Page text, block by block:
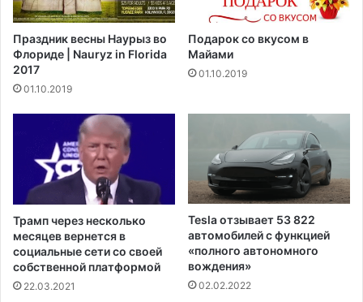
а
л
а
т
ы
п
и
е
л
с
т
в
а
М
а
к
л
л
с
к
а
Праздник весны Наурыз во
Флориде | Nauryz in Florida
2017
01.10.2019
Подарок со вкусом в
Майами
01.10.2019
Трамп через несколько
месяцев вернется в
социальные сети со своей
собственной платформой
22.03.2021
Tesla отзывает 53 822
автомобилей с функцией
«полного автономного
вождения»
02.02.2022